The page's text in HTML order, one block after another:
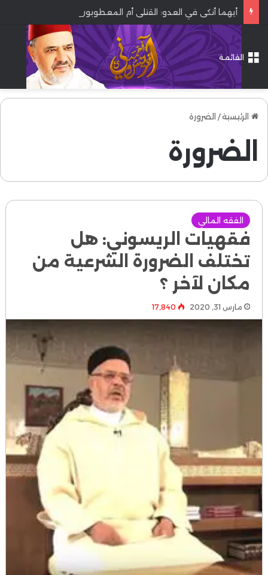
أيهما أنكى في العدو: القتلى أم المعطوبون؟
القائمة
الرئيسية/ الضرورة
الضرورة
الفقه المالي
فقهيات الريسوني: هل
تختلف الضرورة الشرعية من
مكان لآخر ؟
مارس 31, 2020 17٬840